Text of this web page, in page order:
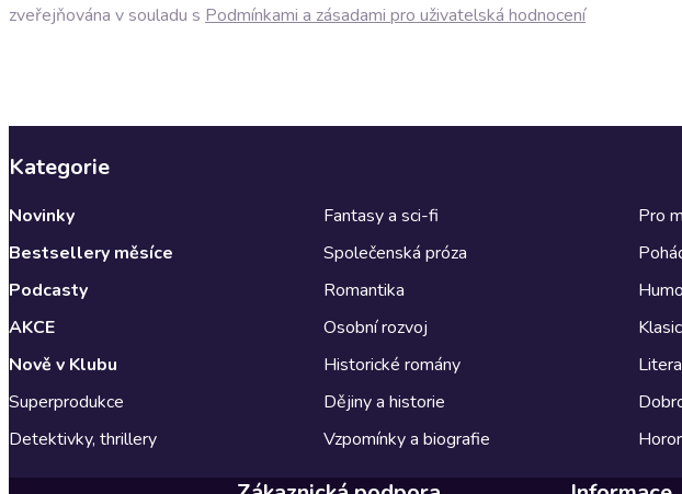
zveřejňována v souladu s Podmínkami a zásadami pro uživatelská hodnocení
Kategorie
Novinky
Bestsellery měsíce
Podcasty
AKCE
Nově v Klubu
Superprodukce
Detektivky, thrillery
Fantasy a sci-fi
Společenská próza
Romantika
Osobní rozvoj
Historické romány
Dějiny a historie
Vzpomínky a biografie
Pro